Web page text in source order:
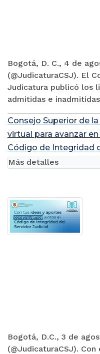
Bogotá, D. C., 4 de
(@JudicaturaCSJ). El
Judicatura publicó los
admitidas e
Consejo Superior de
virtual para avanzar
Código de Integridad
Bogotá, D.C., 3 de
(@JudicaturaCSJ).
Más detalles